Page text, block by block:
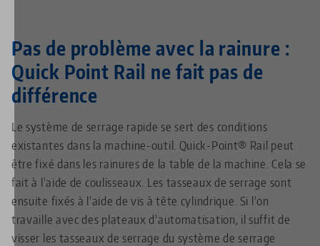
Pas de problème avec la rainure :
Quick Point Rail ne fait pas de
différence
Le système de serrage rapide se sert des conditions
existantes dans la machine-outil. Quick-Point® Rail peut
être fixé dans les rainures de la table de la machine. Cela se
fait à l'aide de coulisseaux. Les tasseaux de serrage sont
ensuite fixés à l'aide de vis à tête cylindrique. Si l'on
travaille avec des plateaux d'automatisation, il suffit de
visser les tasseaux de serrage du système de serrage